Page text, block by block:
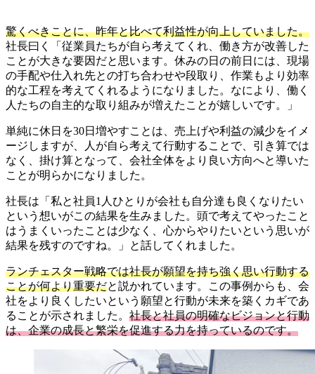
驚くべきことに、昨年と比べて利益性が向上していました。
社長曰く「従業員たちが自ら考えてくれ、働き方が改善した
ことが大きな要因だと思います。休みの日の前日には、現場
の手配や仕入れ先との打ち合わせや段取り、作業もより効率
的な工程を考えてくれるようになりました。なにより、働く
人たちの自主的な取り組みが増えたことが嬉しいです。」
単純に休日を30日増やすことは、売上げや利益の減少をイメ
ージしますが、人が自ら考えて行動することで、引き算では
なく、掛け算となって、会社全体をより良い方向へと導いた
ことが明らかになりました。
社長は「私と社員1人ひとりが会社も自分達も良くなりたい
という想いがこの結果を生みました。頭で考えてやったこと
はうまくいったことは少なく、心からやりたいという思いが
結果を残すのですね。」と話してくれました。
ランチェスター戦略では社長が願望を持ち強く思い行動する
ことが何より重要だと説かれています。この事例からも、会
社をより良くしたいという願望と行動が未来を築くカギであ
ることが示されました。 社長と社員の明確なビジョンと行動
は、企業の成長と繁栄を促進する力を持っているのです。